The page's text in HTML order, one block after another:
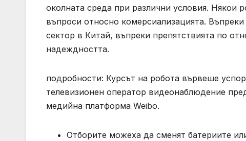
околната среда при различни условия. Някои
въпроси относно комерсиализацията.
сектор в Китай, въпреки препятствията по
надеждността.
подробности: Курсът на робота вървеше
телевизионен оператор видеонаблюдение
медийна платформа Weibo.
Отборите можеха да сменят батериите